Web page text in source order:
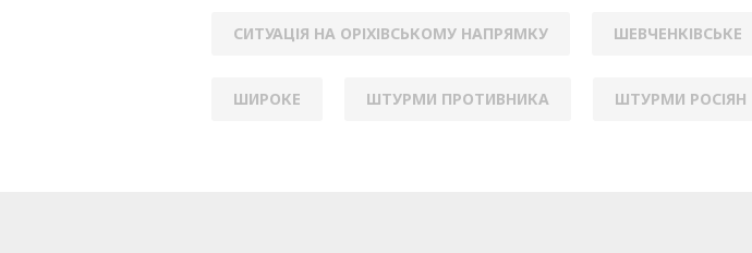
СИТУАЦІЯ НА ОРІХІВСЬКОМУ НАПРЯМКУ ШЕВЧЕНКІВСЬКЕ
ШИРОКЕ ШТУРМИ ПРОТИВНИКА ШТУРМИ РОСІЯН